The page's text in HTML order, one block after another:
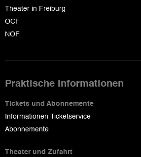
Theater in Freiburg
OCF
NOF
Praktische Informationen
Tickets und Abonnemente
Informationen Ticketservice
Abonnemente
Theater und Zufahrt